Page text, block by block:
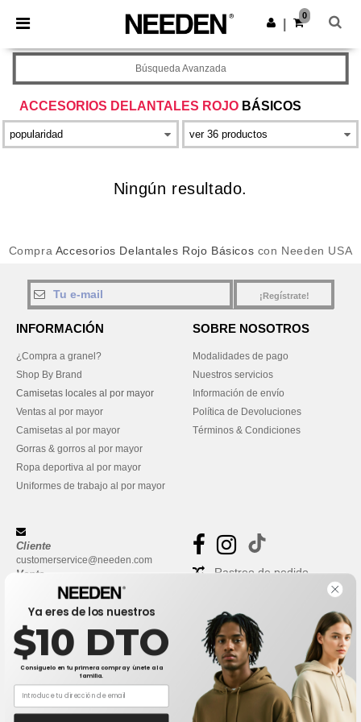
× App de Needen
¡Mejores precios en app!
Descargar app
0
ACCESORIOS DELANTALES ROJO BÁSICOS
Búsqueda Avanzada
Ningún resultado.
Compra Accesorios Delantales Rojo Básicos con Needen USA
¡Regístrate!
INFORMACIÓN
¿Compra a granel?
Shop By Brand
Camisetas locales al por mayor
Ventas al por mayor
Camisetas al por mayor
Gorras & gorros al por mayor
Ropa deportiva al por mayor
Uniformes de trabajo al por mayor
SOBRE NOSOTROS
Modalidades de pago
Nuestros servicios
Información de envío
Política de Devoluciones
Términos & Condiciones
Cliente
customerservice@needen.com
Venta
sales@needen.com
Rastreo de pedido
Ya eres de los nuestros
$10 DTO
Consíguelo en tu primera compra y únete a la
familia.